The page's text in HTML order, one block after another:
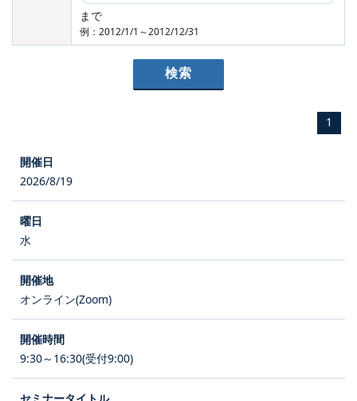
まで
例：2012/1/1～2012/12/31
1
2026/8/19
水
オンライン(Zoom)
9:30～16:30(受付9:00)